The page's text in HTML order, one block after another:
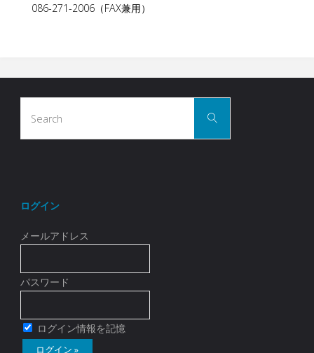
086-271-2006（FAX兼用）
Search
ログイン
メールアドレス
パスワード
ログイン情報を記憶